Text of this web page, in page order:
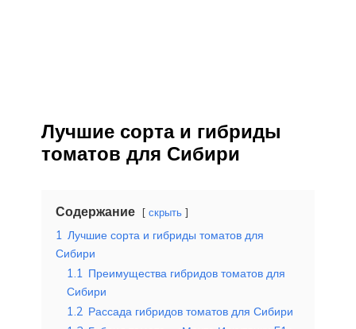
Лучшие сорта и гибриды
томатов для Сибири
Содержание скрыть
1 Лучшие сорта и гибриды томатов для
Сибири
1.1 Преимущества гибридов томатов для
Сибири
1.2 Рассада гибридов томатов для Сибири